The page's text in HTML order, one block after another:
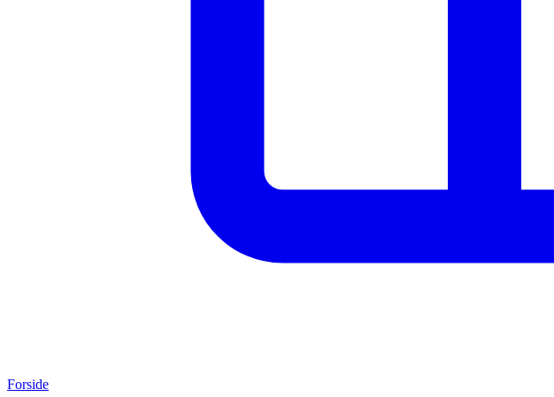
Forside